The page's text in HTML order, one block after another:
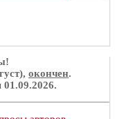
окончен.